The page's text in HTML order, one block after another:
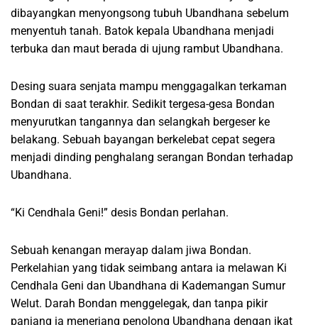
dibayangkan menyongsong tubuh Ubandhana sebelum
menyentuh tanah. Batok kepala Ubandhana menjadi
terbuka dan maut berada di ujung rambut Ubandhana.
Desing suara senjata mampu menggagalkan terkaman
Bondan di saat terakhir. Sedikit tergesa-gesa Bondan
menyurutkan tangannya dan selangkah bergeser ke
belakang. Sebuah bayangan berkelebat cepat segera
menjadi dinding penghalang serangan Bondan terhadap
Ubandhana.
“Ki Cendhala Geni!” desis Bondan perlahan.
Sebuah kenangan merayap dalam jiwa Bondan.
Perkelahian yang tidak seimbang antara ia melawan Ki
Cendhala Geni dan Ubandhana di Kademangan Sumur
Welut. Darah Bondan menggelegak, dan tanpa pikir
panjang ia menerjang penolong Ubandhana dengan ikat